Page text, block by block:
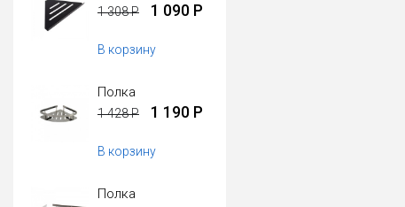
1 308 Р 1 090 Р
В корзину
Полка
1 428 Р 1 190 Р
В корзину
Полка